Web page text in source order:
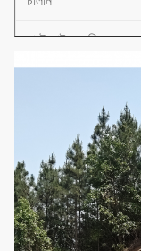
মাস্ট সাইড রেকিং
পাইলট চাপ
সর্বাধিক হাঁটার গতি
সর্বাধিক. টান শক্তি